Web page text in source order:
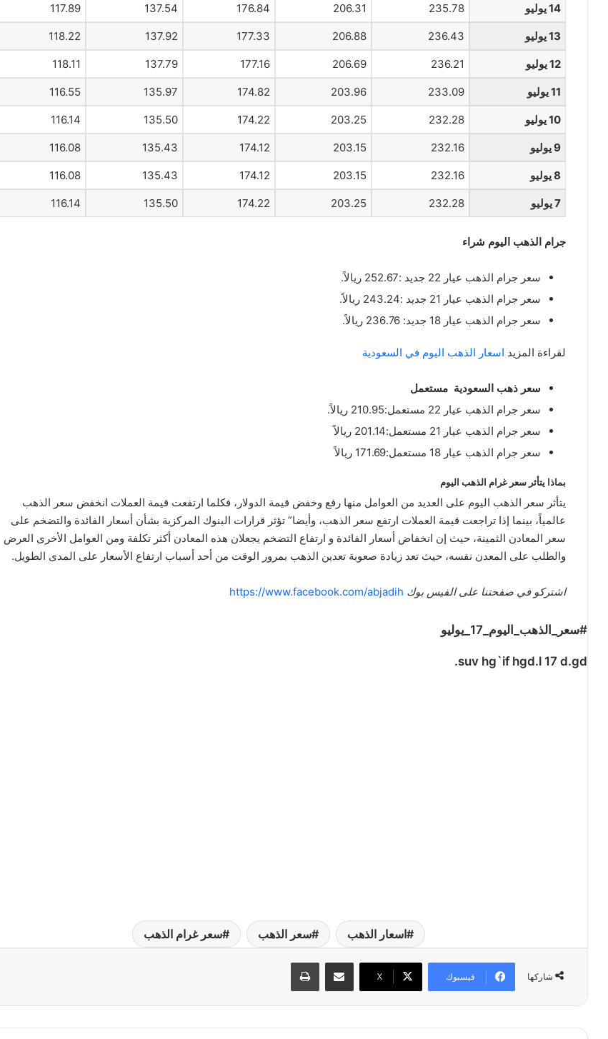
14 يوليو 235.78
206.31
176.84
137.54
117.89
13 يوليو 236.43
206.88
177.33
137.92
118.22
12 يوليو 236.21
206.69
177.16
137.79
118.11
11 يوليو 233.09
203.96
174.82
135.97
116.55
10 يوليو 232.28
203.25
174.22
135.50
116.14
9 يوليو 232.16
203.15
174.12
135.43
116.08
8 يوليو 232.16
203.15
174.12
135.43
116.08
7 يوليو 232.28
203.25
174.22
135.50
116.14
جرام الذهب اليوم شراء
سعر جرام الذهب عيار 22 جديد :252.67 ريالاً.
سعر جرام الذهب عيار 21 جديد :243.24 ريالاً.
سعر جرام الذهب عيار 18 جديد: 236.76 ريالاً.
لقراءة المزيد اسعار الذهب اليوم في السعودية
سعر ذهب السعودية مستعمل
سعر جرام الذهب عيار 22 مستعمل:210.95 ريالاً.
سعر جرام الذهب عيار 21 مستعمل:201.14 ريالاً
سعر جرام الذهب عيار 18 مستعمل:171.69 ريالاً
بماذا يتأثر سعر غرام الذهب اليوم
يتأثر سعر الذهب اليوم على العديد من العوامل منها رفع وخفض قيمة الدولار، فكلما ارتفعت قيمة العملات انخفض سعر الذهب
عالمياً، بينما إذا تراجعت قيمة العملات ارتفع سعر الذهب، وأيضا” تؤثر قرارات البنوك المركزية بشأن أسعار الفائدة والتضخم على
سعر المعادن الثمينة، حيث إن انخفاض أسعار الفائدة و ارتفاع التضخم يجعلان هذه المعادن أكثر تكلفة ومن العوامل الأخرى العرض
والطلب على المعدن نفسه، حيث تعد زيادة صعوبة تعدين الذهب بمرور الوقت من أحد أسباب ارتفاع الأسعار على المدى الطويل.
اشتركو في صفحتنا على الفيس بوك https://www.facebook.com/abjadih
#سعر_الذهب_اليوم_17_يوليو
suv hg`if hgd.l 17 d.gd.
اسعار الذهب سعر الذهب سعر غرام الذهب
شاركها فيسبوك ‫X